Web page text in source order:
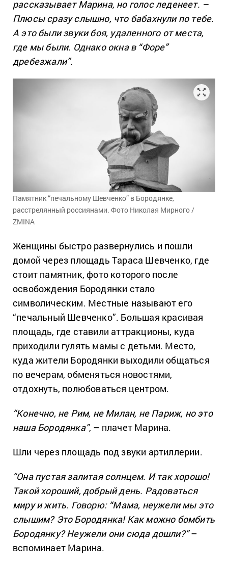
рассказывает Марина, но голос леденеет. –
Плюсы сразу слышно, что бабахнули по тебе.
А это были звуки боя, удаленного от места,
где мы были. Однако окна в “Форе”
дребезжали”.
Памятник “печальному Шевченко” в Бородянке,
расстрелянный россиянами. Фото Николая Мирного /
ZMINA
Женщины быстро развернулись и пошли
домой через площадь Тараса Шевченко, где
стоит памятник, фото которого после
освобождения Бородянки стало
символическим. Местные называют его
“печальный Шевченко”. Большая красивая
площадь, где ставили аттракционы, куда
приходили гулять мамы с детьми. Место,
куда жители Бородянки выходили общаться
по вечерам, обменяться новостями,
отдохнуть, полюбоваться центром.
“Конечно, не Рим, не Милан, не Париж, но это
наша Бородянка”, – плачет Марина.
Шли через площадь под звуки артиллерии.
“Она пустая залитая солнцем. И так хорошо!
Такой хороший, добрый день. Радоваться
миру и жить. Говорю: “Мама, неужели мы это
слышим? Это Бородянка! Как можно бомбить
Бородянку? Неужели они сюда дошли?”–
вспоминает Марина.